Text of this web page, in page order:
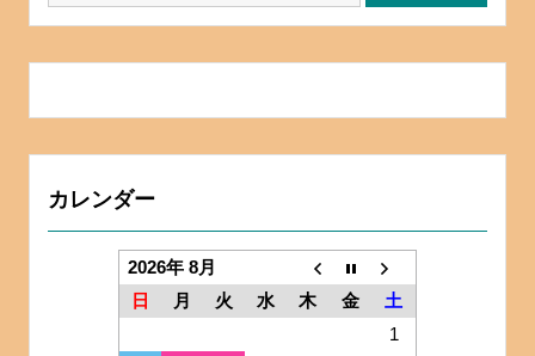
カレンダー
2026年 8月
日
月 火 水 木 金
土
1